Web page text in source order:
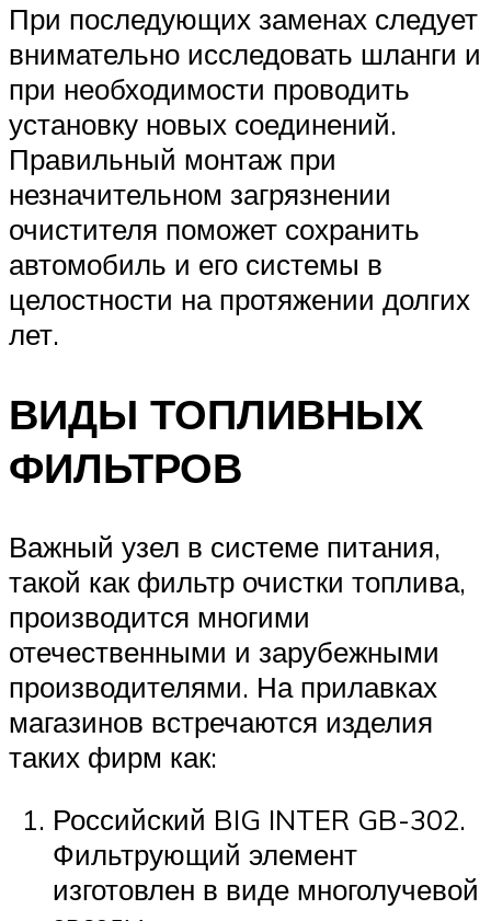
При последующих заменах следует
внимательно исследовать шланги и
при необходимости проводить
установку новых соединений.
Правильный монтаж при
незначительном загрязнении
очистителя поможет сохранить
автомобиль и его системы в
целостности на протяжении долгих
лет.
ВИДЫ ТОПЛИВНЫХ
ФИЛЬТРОВ
Важный узел в системе питания,
такой как фильтр очистки топлива,
производится многими
отечественными и зарубежными
производителями. На прилавках
магазинов встречаются изделия
таких фирм как:
Российский BIG INTER GB-302.
Фильтрующий элемент
изготовлен в виде многолучевой